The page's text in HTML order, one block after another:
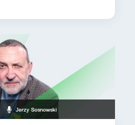
Jerzy Sosnowski